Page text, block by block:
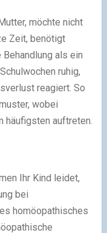
möchte nicht
Zeit, benötigt
als ein
ruhig,
reagiert. So
wobei
häufigsten auftreten.
Ihr Kind leidet,
bei
homöopathisches